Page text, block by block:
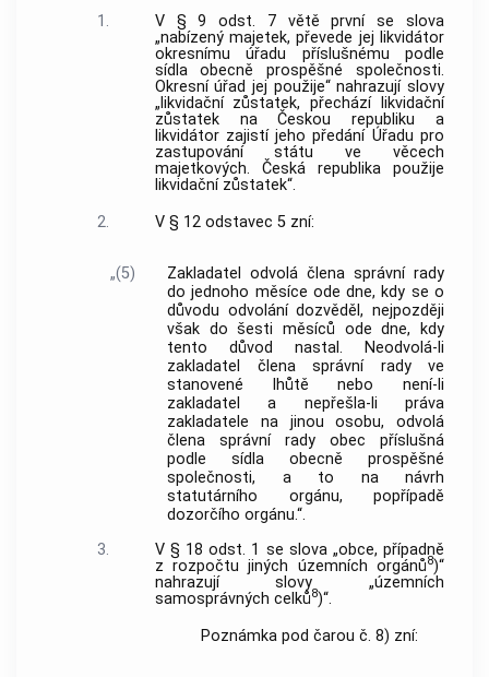
1.
V § 9 odst. 7 větě první se slova
„nabízený majetek, převede jej likvidátor
okresnímu úřadu příslušnému podle
sídla obecně prospěšné společnosti.
Okresní úřad jej použije“ nahrazují slovy
„likvidační zůstatek, přechází likvidační
zůstatek na Českou republiku a
likvidátor zajistí jeho předání Úřadu pro
zastupování státu ve věcech
majetkových. Česká republika použije
likvidační zůstatek“.
2.
V § 12 odstavec 5 zní:
„(5)
Zakladatel odvolá člena správní rady
do jednoho měsíce ode dne, kdy se o
důvodu odvolání dozvěděl, nejpozději
však do šesti měsíců ode dne, kdy
tento důvod nastal. Neodvolá-li
zakladatel člena správní rady ve
stanovené lhůtě nebo není-li
zakladatel a nepřešla-li práva
zakladatele na jinou osobu, odvolá
člena správní rady obec příslušná
podle sídla obecně prospěšné
společnosti, a to na návrh
statutárního orgánu, popřípadě
dozorčího orgánu.“.
3.
V § 18 odst. 1 se slova „obce, případně
z rozpočtu jiných územních orgánů8)“
nahrazují slovy „územních
samosprávných celků8)“.
Poznámka pod čarou č. 8) zní: